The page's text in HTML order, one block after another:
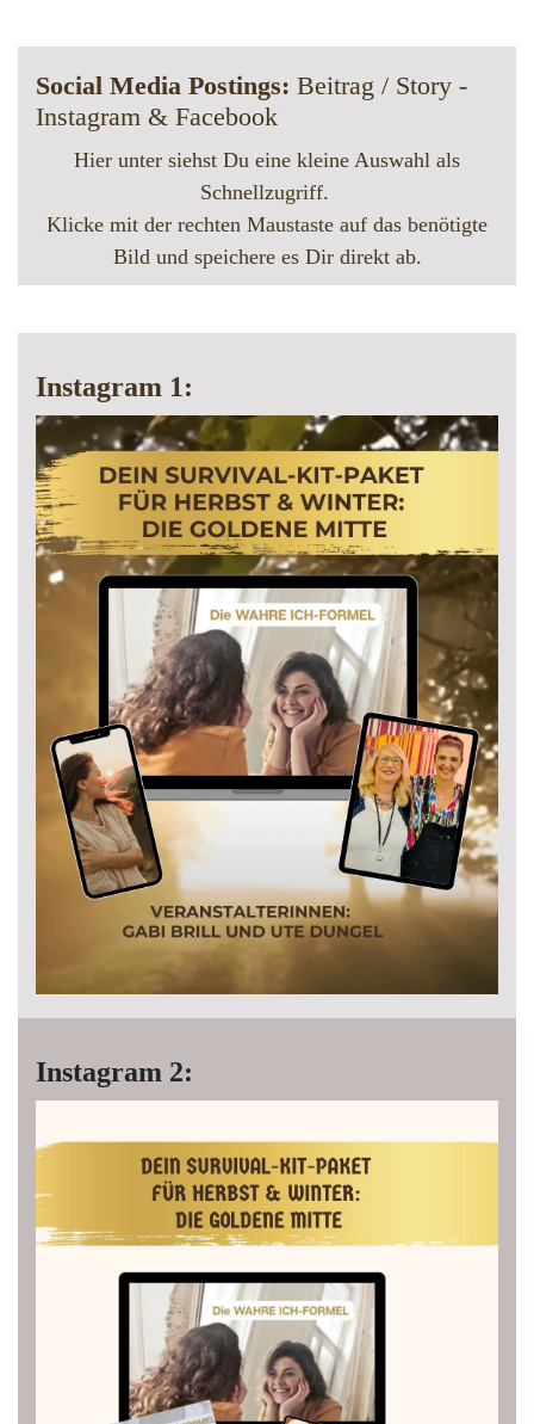
Social Media Postings: Beitrag / Story -
Instagram & Facebook
Hier unter siehst Du eine kleine Auswahl als
Schnellzugriff.
Klicke mit der rechten Maustaste auf das benötigte
Bild und speichere es Dir direkt ab.
Instagram 1:
Instagram 2: